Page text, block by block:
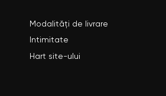
Modalități de livrare
Intimitate
Hart site-ului